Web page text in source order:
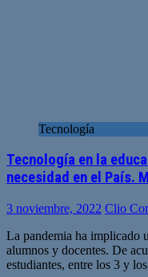
Tecnología
Tecnología en la
necesidad en el País.
3 noviembre, 2022 Clio
La pandemia ha implicado
alumnos y docentes. De
estudiantes, entre los 3 y